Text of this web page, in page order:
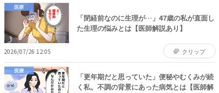
医療
「閉経前なのに生理が…」47歳の私が直面し
た生理の悩みとは【医師解説あり】
2026/07/26 12:05 クリップ
医療
「更年期だと思っていた」便秘やむくみが続
く私。不調の背景にあった病気とは【医師解